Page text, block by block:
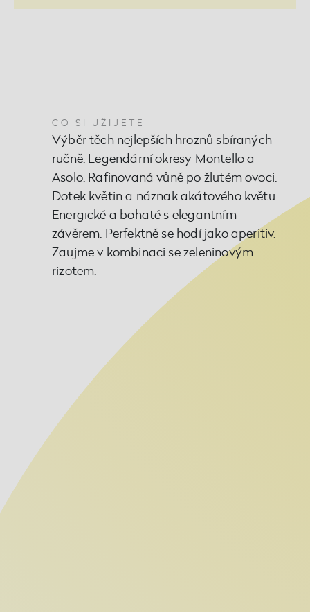
CO SI UŽIJETE
Výběr těch nejlepších hroznů sbíraných
ručně. Legendární okresy Montello a
Asolo. Rafinovaná vůně po žlutém ovoci.
Dotek květin a náznak akátového květu.
Energické a bohaté s elegantním
závěrem. Perfektně se hodí jako aperitiv.
Zaujme v kombinaci se zeleninovým
rizotem.